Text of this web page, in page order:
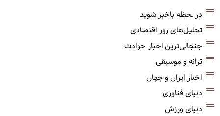
در لحظه باخبر شوید
تحلیل‌های روز اقتصادی
جنجالی‌ترین اخبار حوادث
ترانه و موسیقی
اخبار ایران و جهان
دنیای فناوری
دنیای ورزش